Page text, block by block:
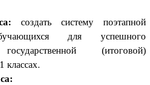
создать систему поэтапной
для успешного
(итоговой)
классах.